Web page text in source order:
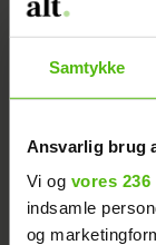
Samtykke
Ansvarlig brug
Vi og vores
indsamle
og
livet